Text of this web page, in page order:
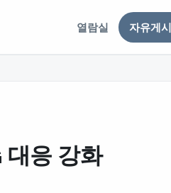
열람실 자유게
응 강화